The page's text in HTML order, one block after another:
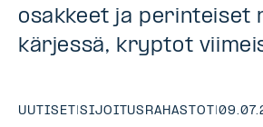
osakkeet ja perinteiset
kärjessä, kryptot
UUTISET SIJOITUSRAHASTOT |